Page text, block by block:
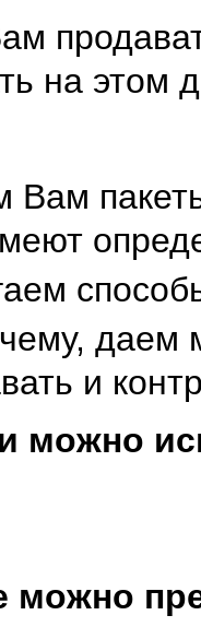
на этом
Вам
даем
и
можно
можно